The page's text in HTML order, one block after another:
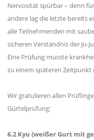
Nervosität spürbar – denn
andere lag die letzte bereits
alle Teilnehmenden mit
sicheren Verständnis der Ju-
Eine Prüfung musste
zu einem späteren Zeitpunkt
Wir gratulieren allen
Gürtelprüfung:
6.2 Kyu (weißer Gurt mit